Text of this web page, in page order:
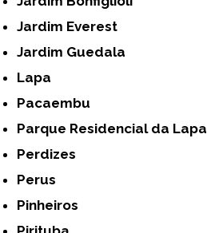
Jardim Everest
Jardim Guedala
Lapa
Pacaembu
Parque Residencial da Lapa
Perdizes
Perus
Pinheiros